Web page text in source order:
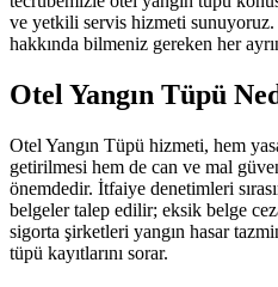
ve yetkili servis hizmeti
hakkında bilmeniz gereken her
Otel Yangın Tüpü
Otel Yangın Tüpü hizmeti, hem
getirilmesi hem de can ve mal
önemdedir. İtfaiye denetimleri
belgeler talep edilir; eksik belge
sigorta şirketleri yangın hasar
tüpü kayıtlarını sorar.